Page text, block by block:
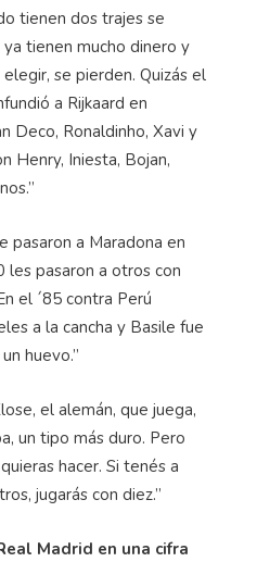
tienen dos trajes se
tienen mucho dinero y
se pierden. Quizás el
a Rijkaard en
Deco, Ronaldinho, Xavi y
Henry, Iniesta, Bojan,
pasaron a Maradona en
les pasaron a otros con
el ´85 contra Perú
a la cancha y Basile fue
huevo.”
el alemán, que juega,
un tipo más duro. Pero
hacer. Si tenés a
jugarás con diez.”
Madrid en una cifra